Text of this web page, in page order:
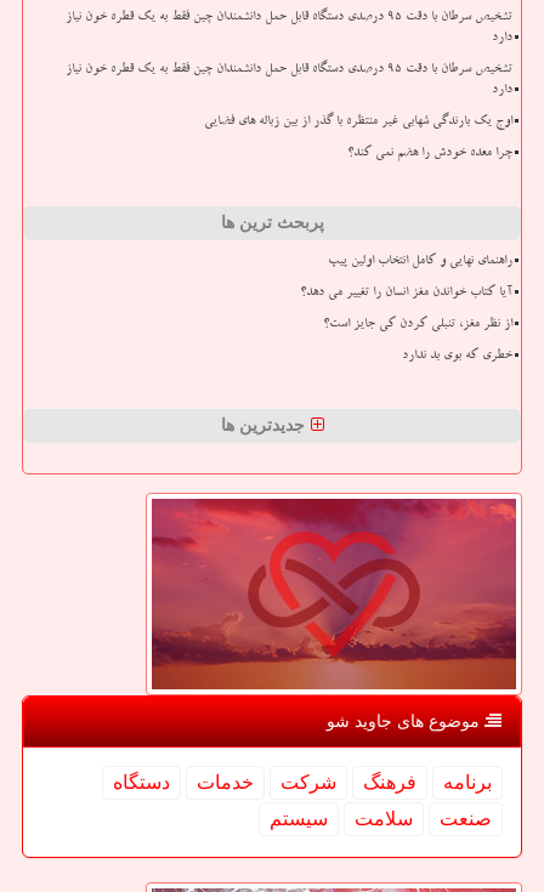
تشخیص سرطان با دقت ۹۵ درصدی دستگاه قابل حمل دانشمندان چین فقط به یک قطره خون نیاز
دارد
تشخیص سرطان با دقت ۹۵ درصدی دستگاه قابل حمل دانشمندان چین فقط به یک قطره خون نیاز
دارد
اوج یک بارندگی شهابی غیر منتظره با گذر از بین زباله های فضایی
چرا معده خودش را هضم نمی کند؟
پربحث ترین ها
راهنمای نهایی و کامل انتخاب اولین پیپ
آیا کتاب خواندن مغز انسان را تغییر می دهد؟
از نظر مغز، تنبلی کردن کی جایز است؟
خطری که بوی بد ندارد
جدیدترین ها
موضوع های جاوید شو
برنامه فرهنگ شركت خدمات
دستگاه
صنعت
سلامت سیستم